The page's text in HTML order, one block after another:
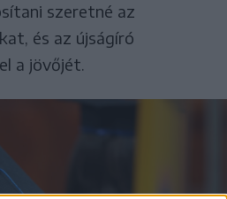
szeretné az
és az újságíró
a jövőjét.